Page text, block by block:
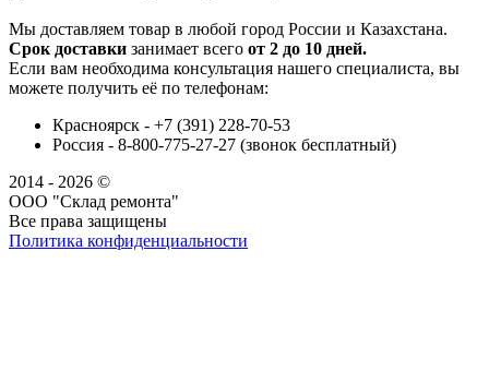
Мы доставляем товар в любой город России и Казахстана.
Срок доставки занимает всего от 2 до 10 дней.
Если вам необходима консультация нашего специалиста, вы
можете получить её по телефонам:
Красноярск - +7 (391) 228-70-53
Россия - 8-800-775-27-27 (звонок бесплатный)
2014 - 2026 ©
ООО "Склад ремонта"
Все права защищены
Политика конфиденциальности